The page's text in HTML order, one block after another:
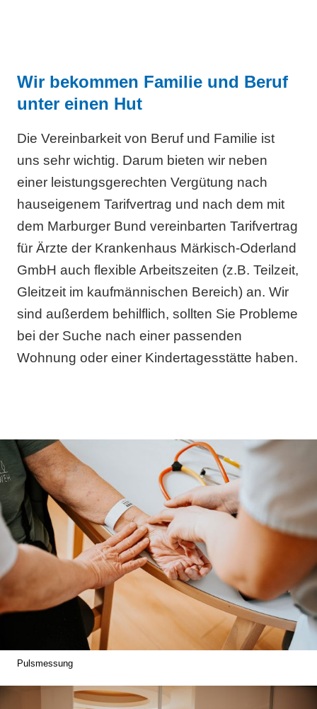
Wir bekommen Familie und Beruf
unter einen Hut
Die Vereinbarkeit von Beruf und Familie ist
uns sehr wichtig. Darum bieten wir neben
einer leistungsgerechten Vergütung nach
hauseigenem Tarifvertrag und nach dem mit
dem Marburger Bund vereinbarten Tarifvertrag
für Ärzte der Krankenhaus Märkisch-Oderland
GmbH auch flexible Arbeitszeiten (z.B. Teilzeit,
Gleitzeit im kaufmännischen Bereich) an. Wir
sind außerdem behilflich, sollten Sie Probleme
bei der Suche nach einer passenden
Wohnung oder einer Kindertagesstätte haben.
Pulsmessung